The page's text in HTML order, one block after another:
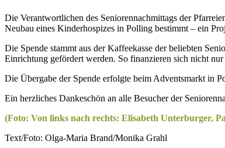
Die Verantwortlichen des Seniorennachmittags der
Neubau eines Kinderhospizes in Polling bestimmt – ein
Die Spende stammt aus der Kaffeekasse der beliebten
Einrichtung gefördert werden. So finanzieren sich nicht
Die Übergabe der Spende erfolgte beim Adventsmarkt in
Ein herzliches Dankeschön an alle Besucher der
(Foto: Von links nach rechts: Elisabeth Unterburger,
Text/Foto: Olga-Maria Brand/Monika Grahl